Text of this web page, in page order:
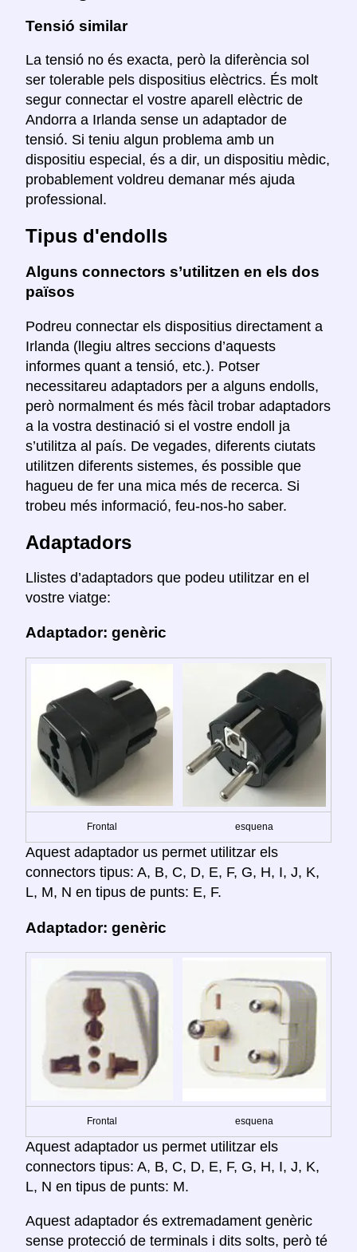
Tensió similar
La tensió no és exacta, però la diferència sol
ser tolerable pels dispositius elèctrics. És molt
segur connectar el vostre aparell elèctric de
Andorra a Irlanda sense un adaptador de
tensió. Si teniu algun problema amb un
dispositiu especial, és a dir, un dispositiu mèdic,
probablement voldreu demanar més ajuda
professional.
Tipus d'endolls
Alguns connectors s’utilitzen en els dos
països
Podreu connectar els dispositius directament a
Irlanda (llegiu altres seccions d’aquests
informes quant a tensió, etc.). Potser
necessitareu adaptadors per a alguns endolls,
però normalment és més fàcil trobar adaptadors
a la vostra destinació si el vostre endoll ja
s’utilitza al país. De vegades, diferents ciutats
utilitzen diferents sistemes, és possible que
hagueu de fer una mica més de recerca. Si
trobeu més informació, feu-nos-ho saber.
Adaptadors
Llistes d’adaptadors que podeu utilitzar en el
vostre viatge:
Adaptador: genèric
Frontal esquena
Aquest adaptador us permet utilitzar els
connectors tipus: A, B, C, D, E, F, G, H, I, J, K,
L, M, N en tipus de punts: E, F.
Adaptador: genèric
Frontal esquena
Aquest adaptador us permet utilitzar els
connectors tipus: A, B, C, D, E, F, G, H, I, J, K,
L, N en tipus de punts: M.
Aquest adaptador és extremadament genèric
sense protecció de terminals i dits solts, però té